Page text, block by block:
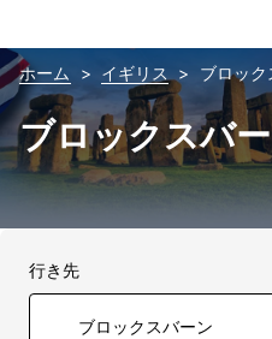
ホーム イギリス ブロッ
ブロックスバ
行き先